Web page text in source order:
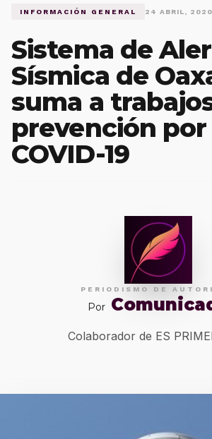
INFORMACIÓN GENERAL 24 ABRIL, 2020
Sistema de
Sísmica de
suma a
prevención por
COVID-19
PERIODISMO DE
Por
Colaborador de ES